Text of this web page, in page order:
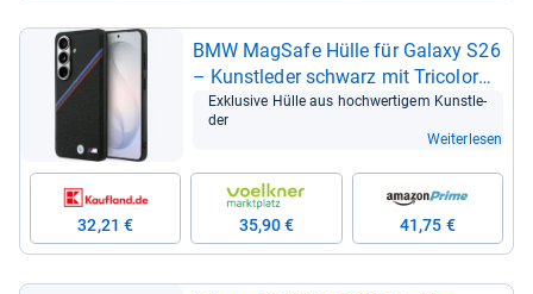
BMW Mag­Safe Hülle für Galaxy S26
– Kunst­le­der schwarz mit Tri­co­lor
Logo
Exklu­sive Hülle aus hoch­wer­ti­gem Kunst­le­
der
Weiterlesen
32,21 € 35,90 € 41,75 €